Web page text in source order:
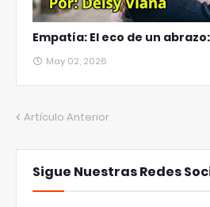
Empatía: El eco de un
May 02, 2026
Artículo Anterior
Sigue Nuestras Redes